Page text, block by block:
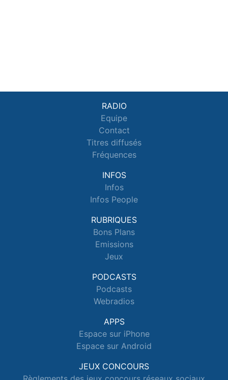
RADIO
Equipe
Contact
Titres diffusés
Fréquences
INFOS
Infos
Infos People
RUBRIQUES
Bons Plans
Emissions
Jeux
PODCASTS
Podcasts
Webradios
APPS
Espace sur iPhone
Espace sur Android
JEUX CONCOURS